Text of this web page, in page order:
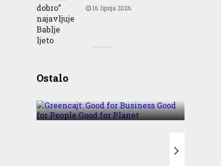
16. lipnja 2026.
OstaloBusiness Good for People